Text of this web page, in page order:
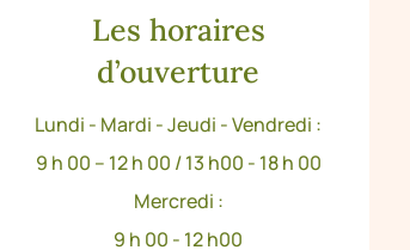
Les horaires
d’ouverture
Lundi - Mardi - Jeudi - Vendredi :
9 h 00 – 12 h 00 / 13 h00 - 18 h 00
Mercredi :
9 h 00 - 12 h00